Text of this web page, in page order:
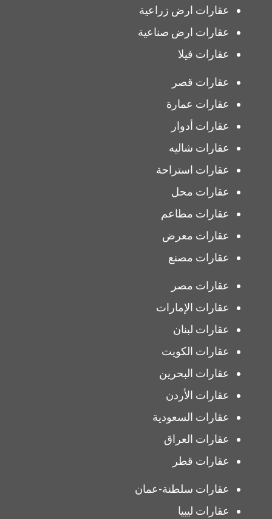
عقارات ارض زراعية
عقارات ارض صناعية
عقارات فيلا
عقارات قصر
عقارات عمارة
عقارات أدوار
عقارات شاليه
عقارات استراحة
عقارات محل
عقارات مطاعم
عقارات معرض
عقارات مصنع
عقارات مصر
عقارات الإمارات
عقارات لبنان
عقارات الكويت
عقارات البحرين
عقارات الأردن
عقارات السعودية
عقارات العراق
عقارات قطر
عقارات سلطنة-عمان
عقارات ليبيا